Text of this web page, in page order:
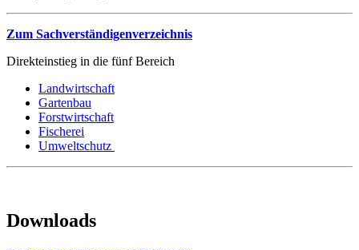
Zum Sachverständigenverzeichnis
Direkteinstieg in die fünf Bereich
Landwirtschaft
Gartenbau
Forstwirtschaft
Fischerei
Umweltschutz
Downloads